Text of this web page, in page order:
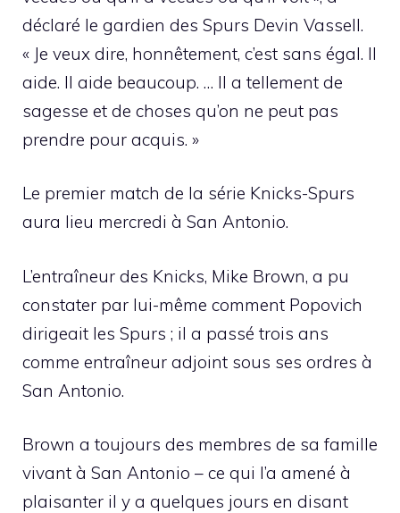
déclaré le gardien des Spurs Devin Vassell.
« Je veux dire, honnêtement, c’est sans égal. Il
aide. Il aide beaucoup. … Il a tellement de
sagesse et de choses qu’on ne peut pas
prendre pour acquis. »
Le premier match de la série Knicks-Spurs
aura lieu mercredi à San Antonio.
L’entraîneur des Knicks, Mike Brown, a pu
constater par lui-même comment Popovich
dirigeait les Spurs ; il a passé trois ans
comme entraîneur adjoint sous ses ordres à
San Antonio.
Brown a toujours des membres de sa famille
vivant à San Antonio – ce qui l’a amené à
plaisanter il y a quelques jours en disant